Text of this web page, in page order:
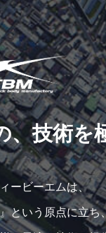
、技術を
ービーエムは、
という原点に立ち